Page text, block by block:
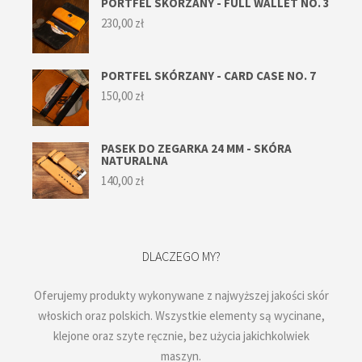
230,00 zł
PORTFEL SKÓRZANY - CARD CASE NO. 7
150,00 zł
PASEK DO ZEGARKA 24 MM - SKÓRA
NATURALNA
140,00 zł
DLACZEGO MY?
Oferujemy produkty wykonywane z najwyższej jakości skór
włoskich oraz polskich. Wszystkie elementy są wycinane,
klejone oraz szyte ręcznie, bez użycia jakichkolwiek
maszyn.